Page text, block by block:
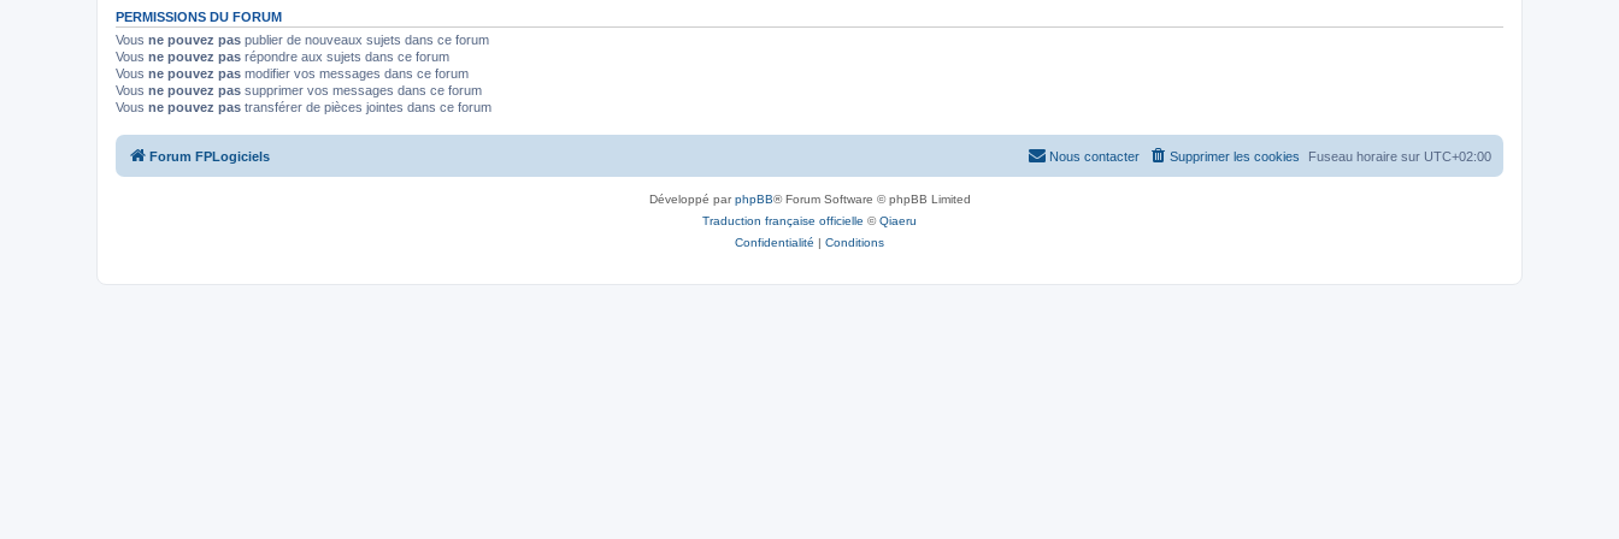
PERMISSIONS DU FORUM
Vous ne pouvez pas publier de nouveaux sujets dans ce forum
Vous ne pouvez pas répondre aux sujets dans ce forum
Vous ne pouvez pas modifier vos messages dans ce forum
Vous ne pouvez pas supprimer vos messages dans ce forum
Vous ne pouvez pas transférer de pièces jointes dans ce forum
Forum FPLogiciels Fuseau horaire sur UTC+02:00
Supprimer les cookies
Nous contacter
Développé parphpBB® Forum Software © phpBB Limited
Traduction française officielle ©Qiaeru
Confidentialité | Conditions